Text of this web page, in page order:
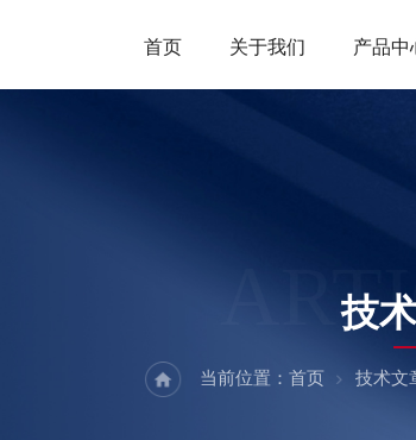
首页 关于我们 产品中
技
当前位置： 首页 技术文